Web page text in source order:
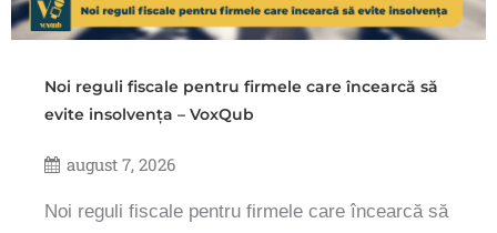
Noi reguli fiscale pentru firmele care încearcă să
evite insolvența – VoxQub
august 7, 2026
Noi reguli fiscale pentru firmele care încearcă să